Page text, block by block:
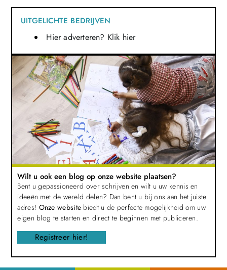
UITGELICHTE BEDRIJVEN
Hier adverteren? Klik hier
Wilt u ook een blog op onze website plaatsen?
Bent u gepassioneerd over schrijven en wilt u uw kennis en
ideeën met de wereld delen? Dan bent u bij ons aan het juiste
adres! Onze website biedt u de perfecte mogelijkheid om uw
eigen blog te starten en direct te beginnen met publiceren.
Registreer hier!